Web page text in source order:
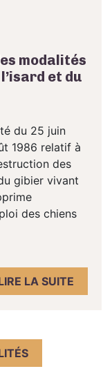
modalités
et du
du 25 juin
1986 relatif à
des
gibier vivant
des chiens
LA SUITE